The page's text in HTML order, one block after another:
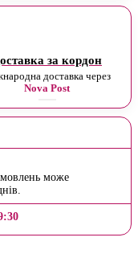
за кордон
доставка через
Nova Post
може